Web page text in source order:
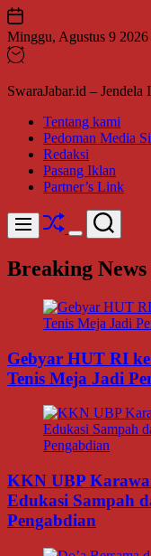
Skip
to
content
Minggu, Agustus 9 2026
SwaraJabar.id – Jendela
Tentang kami
Pedoman Media
Redaksi
Pasang Iklan
Partner’s Link
Menu Shuffle
Switch
mode
Search
Breaking News
Gebyar HUT RI
Tenis Meja Jadi
KKN UBP
Edukasi Sampah
Pengabdian